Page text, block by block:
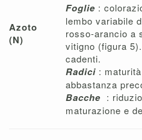
Azoto
(N)
Foglie :
lembo variabile
rosso-arancio a
vitigno (figura
cadenti.
Radici :
abbastanza
Bacche :
maturazione e